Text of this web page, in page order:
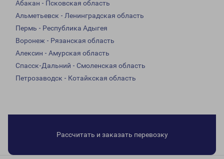
Абакан - Псковская область
Альметьевск - Ленинградская область
Пермь - Республика Адыгея
Воронеж - Рязанская область
Алексин - Амурская область
Спасск-Дальний - Смоленская область
Петрозаводск - Котайкская область
Рассчитать и заказать перевозку